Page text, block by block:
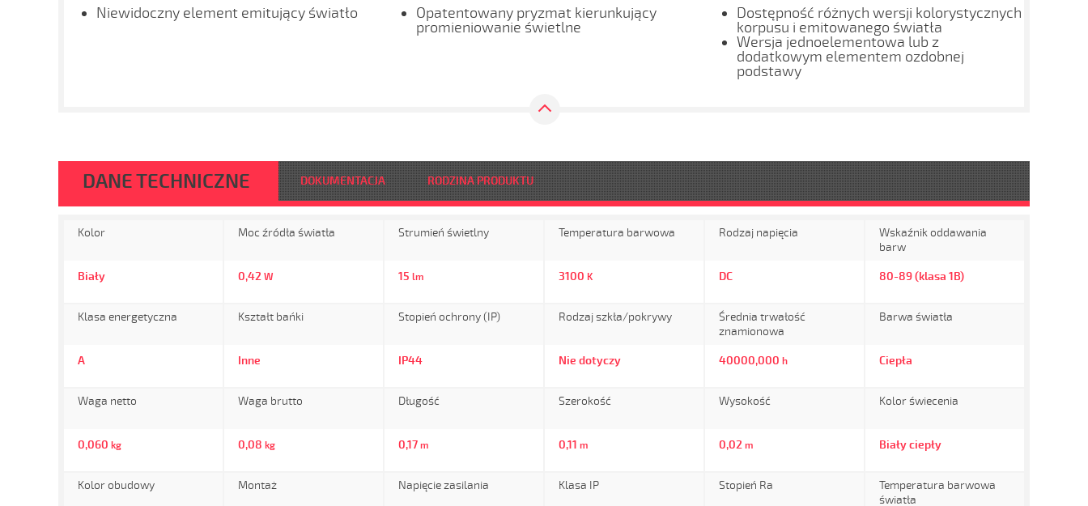
Niewidoczny element emitujący światło
Opatentowany pryzmat kierunkujący
promieniowanie świetlne
Dostępność różnych wersji kolorystycznych
korpusu i emitowanego światła
Wersja jednoelementowa lub z
dodatkowym elementem ozdobnej
podstawy
DANE TECHNICZNE DOKUMENTACJA RODZINA PRODUKTU
Kolor
Biały
Moc źródła światła
0,42 W
Strumień świetlny
15 lm
Temperatura barwowa
3100 K
Rodzaj napięcia
DC
Wskaźnik oddawania
barw
80-89 (klasa 1B)
Klasa energetyczna
A
Kształt bańki
Inne
Stopień ochrony (IP)
IP44
Rodzaj szkła/pokrywy
Nie dotyczy
Średnia trwałość
znamionowa
40000,000 h
Barwa światła
Ciepła
Waga netto
0,060 kg
Waga brutto
0,08 kg
Długość
0,17 m
Szerokość
0,11 m
Wysokość
0,02 m
Kolor świecenia
Biały ciepły
Kolor obudowy Montaż Napięcie zasilania Klasa IP Stopień Ra
Temperatura barwowa
światła